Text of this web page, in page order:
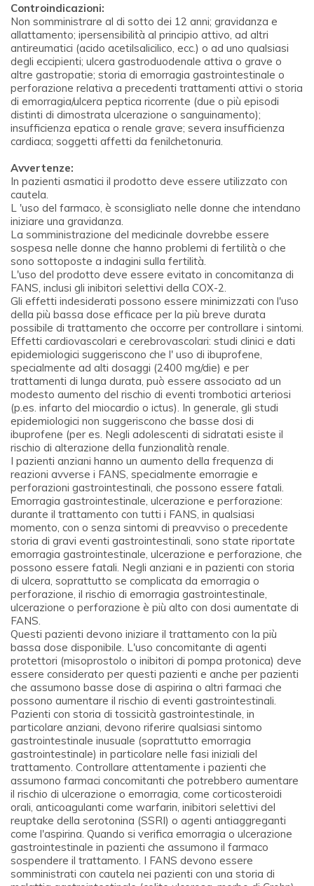
Controindicazioni:
Non somministrare al di sotto dei 12 anni; gravidanza e
allattamento; ipersensibilità al principio attivo, ad altri
antireumatici (acido acetilsalicilico, ecc.) o ad uno qualsiasi
degli eccipienti; ulcera gastroduodenale attiva o grave o
altre gastropatie; storia di emorragia gastrointestinale o
perforazione relativa a precedenti trattamenti attivi o storia
di emorragia/ulcera peptica ricorrente (due o più episodi
distinti di dimostrata ulcerazione o sanguinamento);
insufficienza epatica o renale grave; severa insufficienza
cardiaca; soggetti affetti da fenilchetonuria.
Avvertenze:
In pazienti asmatici il prodotto deve essere utilizzato con
cautela.
L 'uso del farmaco, è sconsigliato nelle donne che intendano
iniziare una gravidanza.
La somministrazione del medicinale dovrebbe essere
sospesa nelle donne che hanno problemi di fertilità o che
sono sottoposte a indagini sulla fertilità.
L'uso del prodotto deve essere evitato in concomitanza di
FANS, inclusi gli inibitori selettivi della COX-2.
Gli effetti indesiderati possono essere minimizzati con l'uso
della più bassa dose efficace per la più breve durata
possibile di trattamento che occorre per controllare i sintomi.
Effetti cardiovascolari e cerebrovascolari: studi clinici e dati
epidemiologici suggeriscono che l' uso di ibuprofene,
specialmente ad alti dosaggi (2400 mg/die) e per
trattamenti di lunga durata, può essere associato ad un
modesto aumento del rischio di eventi trombotici arteriosi
(p.es. infarto del miocardio o ictus). In generale, gli studi
epidemiologici non suggeriscono che basse dosi di
ibuprofene (per es. Negli adolescenti di sidratati esiste il
rischio di alterazione della funzionalità renale.
I pazienti anziani hanno un aumento della frequenza di
reazioni avverse i FANS, specialmente emorragie e
perforazioni gastrointestinali, che possono essere fatali.
Emorragia gastrointestinale, ulcerazione e perforazione:
durante il trattamento con tutti i FANS, in qualsiasi
momento, con o senza sintomi di preavviso o precedente
storia di gravi eventi gastrointestinali, sono state riportate
emorragia gastrointestinale, ulcerazione e perforazione, che
possono essere fatali. Negli anziani e in pazienti con storia
di ulcera, soprattutto se complicata da emorragia o
perforazione, il rischio di emorragia gastrointestinale,
ulcerazione o perforazione è più alto con dosi aumentate di
FANS.
Questi pazienti devono iniziare il trattamento con la più
bassa dose disponibile. L'uso concomitante di agenti
protettori (misoprostolo o inibitori di pompa protonica) deve
essere considerato per questi pazienti e anche per pazienti
che assumono basse dose di aspirina o altri farmaci che
possono aumentare il rischio di eventi gastrointestinali.
Pazienti con storia di tossicità gastrointestinale, in
particolare anziani, devono riferire qualsiasi sintomo
gastrointestinale inusuale (soprattutto emorragia
gastrointestinale) in particolare nelle fasi iniziali del
trattamento. Controllare attentamente i pazienti che
assumono farmaci concomitanti che potrebbero aumentare
il rischio di ulcerazione o emorragia, come corticosteroidi
orali, anticoagulanti come warfarin, inibitori selettivi del
reuptake della serotonina (SSRI) o agenti antiaggreganti
come l'aspirina. Quando si verifica emorragia o ulcerazione
gastrointestinale in pazienti che assumono il farmaco
sospendere il trattamento. I FANS devono essere
somministrati con cautela nei pazienti con una storia di